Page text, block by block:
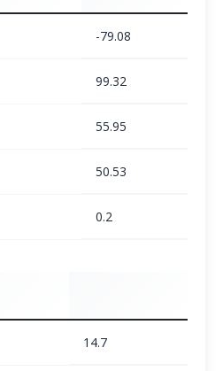
-79.08
99.32
55.95
50.53
0.2
14.7